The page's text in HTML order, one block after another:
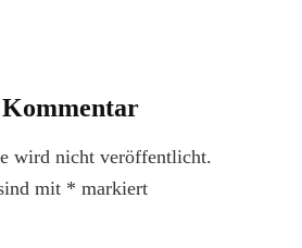
Kommentar
wird nicht veröffentlicht.
mit * markiert